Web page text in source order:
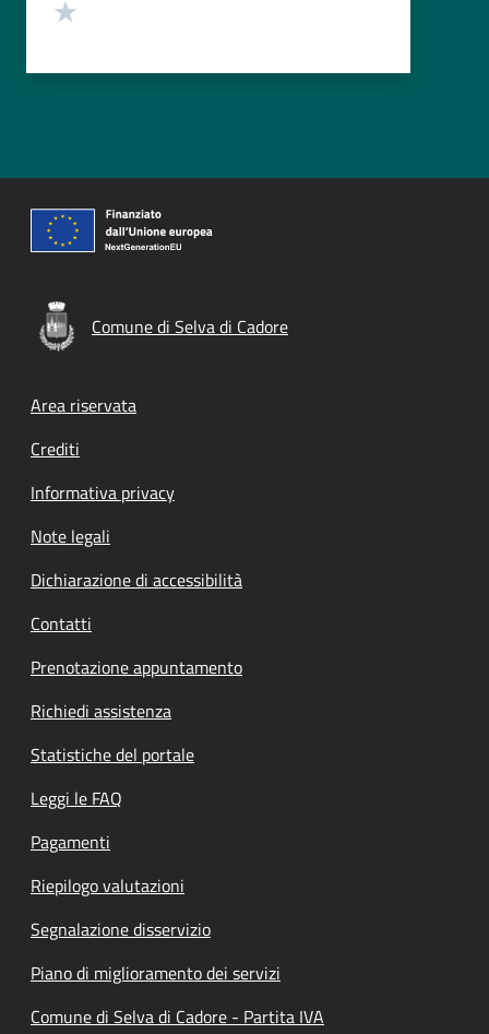
Comune di Selva di Cadore
Footer menu
Area riservata
Crediti
Informativa privacy
Note legali
Dichiarazione di accessibilità
Contatti
Prenotazione appuntamento
Richiedi assistenza
Statistiche del portale
Leggi le FAQ
Pagamenti
Riepilogo valutazioni
Segnalazione disservizio
Piano di miglioramento dei servizi
Comune di Selva di Cadore - Partita IVA